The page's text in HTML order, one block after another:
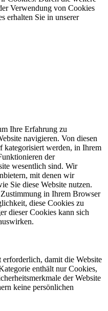
Verwendung von Cookies
erhalten Sie in unserer
Ihre Erfahrung zu
navigieren. Von diesen
kategorisiert werden, in Ihrem
der
wesentlich sind. Wir
mit denen wir
Sie diese Website nutzen.
in Ihrem Browser
diese Cookies zu
dieser Cookies kann sich
damit die Website
enthält nur Cookies,
der Website
keine persönlichen